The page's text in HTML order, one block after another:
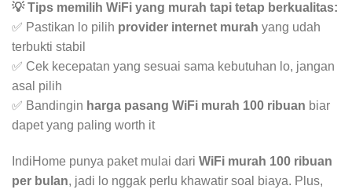
💡 Tips memilih WiFi yang murah tapi tetap berkualitas:
✅ Pastikan lo pilih provider internet murah yang udah
terbukti stabil
✅ Cek kecepatan yang sesuai sama kebutuhan lo, jangan
asal pilih
✅ Bandingin harga pasang WiFi murah 100 ribuan biar
dapet yang paling worth it
IndiHome punya paket mulai dari WiFi murah 100 ribuan
per bulan, jadi lo nggak perlu khawatir soal biaya. Plus,